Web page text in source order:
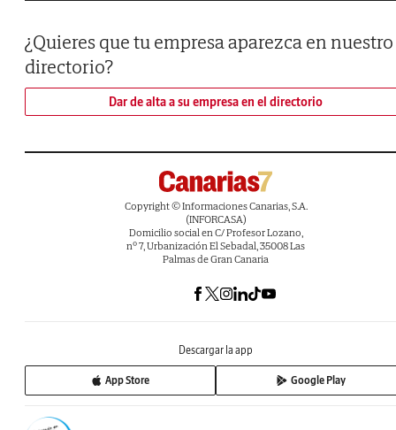
¿Quieres que tu empresa aparezca en nuestro
directorio?
Dar de alta a su empresa en el directorio
Copyright © Informaciones Canarias, S.A.
(INFORCASA)
Domicilio social en C/ Profesor Lozano,
nº 7, Urbanización El Sebadal, 35008 Las
Palmas de Gran Canaria
Descargar la app
App Store Google Play